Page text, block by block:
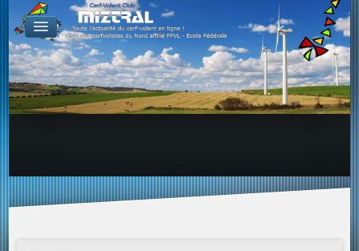
De par le monde
GALERIES
Galerie Photo
Galerie KAP
Galerie Vidéo
Proposer un lien sur votre site Web
Proposer un nouveau lien !